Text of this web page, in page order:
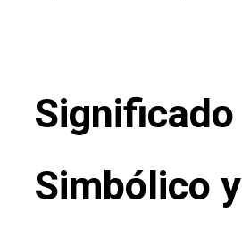
Significado
Simbólico y